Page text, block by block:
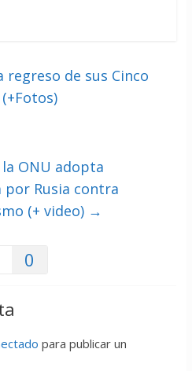
regreso de sus Cinco
ONU adopta
Rusia contra
(+ video) →
0
para publicar un